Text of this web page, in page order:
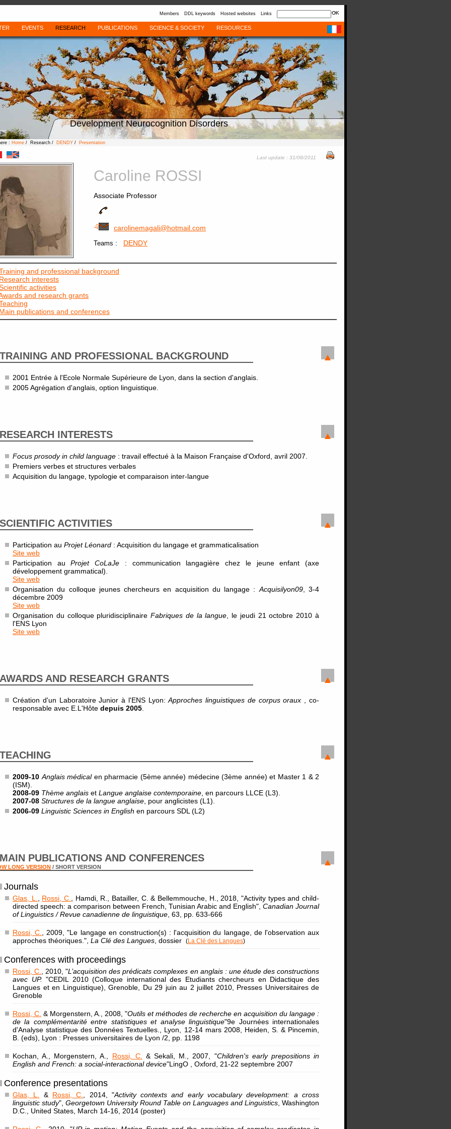
Members DDL keywords Hosted websites Links
EVENTS RESEARCH PUBLICATIONS SCIENCE & SOCIETY RESOURCES
Development Neurocognition Disorders
: Home / Research / DENDY / Presentation
Last update : 31/08/2011
Caroline ROSSI
Associate Professor
carolinemagali@hotmail.com
Teams : DENDY
and professional background
interests
activities
and research grants
publications and conferences
TRAINING AND PROFESSIONAL BACKGROUND
2001 Entrée à l'Ecole Normale Supérieure de Lyon, dans la section d'anglais.
2005 Agrégation d'anglais, option linguistique.
RESEARCH INTERESTS
Focus prosody in child language : travail effectué à la Maison Française d'Oxford, avril 2007.
Premiers verbes et structures verbales
Acquisition du langage, typologie et comparaison inter-langue
SCIENTIFIC ACTIVITIES
Participation au Projet Léonard : Acquisition du langage et grammaticalisation
Site web
Participation auProjet CoLaJe : communication langagière chez le jeune enfant (axe
développement grammatical).
Site web
Organisation du colloque jeunes chercheurs en acquisition du langage : Acquisilyon09, 3-4
décembre 2009
Site web
Organisation du colloque pluridisciplinaireFabriques de la langue , le jeudi 21 octobre 2010 à
l'ENS Lyon
Site web
AWARDS AND RESEARCH GRANTS
Création d'un Laboratoire Junior à l'ENS Lyon:Approches linguistiques de corpus oraux
, co-
responsable avec E.L'Hôte depuis 2005
TEACHING
2009-10 Anglais médical en pharmacie (5ème année) médecine (3ème année) et Master 1 & 2
(ISM).
2008-09 Thème anglais et Langue anglaise contemporaine , en parcours LLCE (L3).
2007-08 Structures de la langue anglaise , pour anglicistes (L1).
2006-09 Linguistic Sciences in English en parcours SDL (L2)
MAIN PUBLICATIONS AND CONFERENCES
LONG VERSION / SHORT VERSION
Journals
Glas, L. Rossi, C.
, Hamdi, R., Batailler, C. & Bellemmouche, H., 2018, "Activity types and child-
directed speech: a comparison between French, Tunisian Arabic and English", Canadian Journal
of Linguistics / Revue canadienne de linguistique , 63, pp. 633-666
Rossi, C.
, 2009, "Le langage en construction(s) : l'acquisition du langage, de l'observation aux
approches théoriques.", La Clé des Langues , dossier (La Clé des Langues)
Conferences with proceedings
Rossi, C. , 2010, "L’acquisition des prédicats complexes en anglais : une étude des constructions
avec UP."CEDIL 2010 (Colloque international des Etudiants chercheurs en Didactique des
Langues et en Linguistique), Grenoble, Du 29 juin au 2 juillet 2010, Presses Universitaires de
Grenoble
Rossi, C. & Morgenstern, A., 2008, "Outils et méthodes de recherche en acquisition du langage :
de la complémentarité entre statistiques et analyse linguistique"9e Journées internationales
d'Analyse statistique des Données Textuelles., Lyon, 12-14 mars 2008, Heiden, S. & Pincemin,
B. (eds), Lyon : Presses universitaires de Lyon /2, pp. 1198
Kochan, A., Morgenstern, A., Rossi, C. & Sekali, M., 2007, "Children's early prepositions in
English and French: a social-interactional device"LingO , Oxford, 21-22 septembre 2007
Conference presentations
Glas, L. & Rossi, C. , 2014, "Activity contexts and early vocabulary development: a cross
linguistic study", Georgetown University Round Table on Languages and Linguistics , Washington
D.C., United States, March 14-16, 2014 (poster)